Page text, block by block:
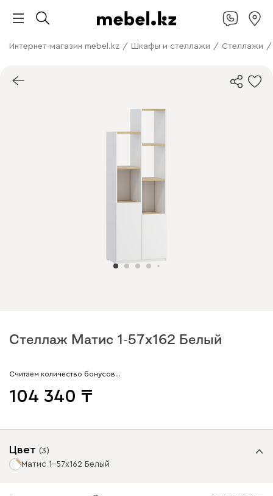
Интернет-магазин mebel.kz / Шкафы и стеллажи / Стеллажи /
Стеллаж Матис 1-57x162 Белый
Считаем количество бонусов…
104 340
Цвет (3)
Матис 1-57x162 Белый